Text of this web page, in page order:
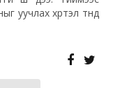
уучлах хүртэл түүнд